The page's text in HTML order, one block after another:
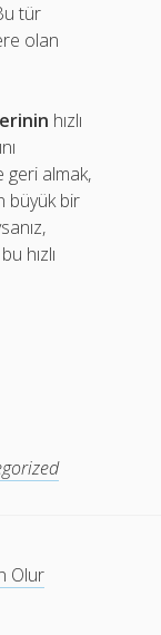
tür
olan
hızlı
geri almak,
büyük bir
hızlı
Olur